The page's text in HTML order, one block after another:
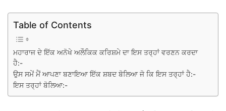
Table of Contents
ਮਹਾਰਾਜ ਦੇ ਇੱਕ ਅਨੋਖੇ ਅਲੌਕਿਕ ਕਰਿਸ਼ਮੇ ਦਾ ਇਸ ਤਰ੍ਹਾਂ ਵਰਣਨ ਕਰਦਾ
ਹੈ:-
ਉਸ ਸਮੇਂ ਮੈਂ ਆਪਣਾ ਬਣਾਇਆ ਇੱਕ ਸ਼ਬਦ ਬੋਲਿਆ ਜੋ ਕਿ ਇਸ ਤਰ੍ਹਾਂ ਹੈ:-
ਇਸ ਤਰ੍ਹਾਂ ਬੋਲਿਆ:-